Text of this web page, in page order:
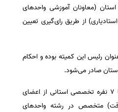
(معاونان آموزشی واحدهای
از طریق رای‌گیری تعیین
رئیس این کمیته بوده و احکام
صادر می‌شود.
در هر رشته یک کارگروه ۳ تا ۷ نفره تخصصی استانی از اعضای
متخصص در رشته واحدهای